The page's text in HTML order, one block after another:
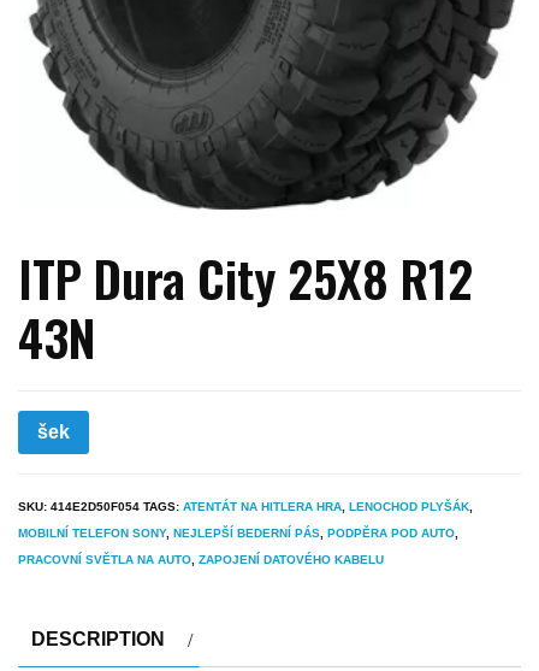
ITP Dura City 25X8 R12
43N
šek
SKU: 414E2D50F054 TAGS: ATENTÁT NA HITLERA HRA LENOCHOD PLYŠÁK
MOBILNÍ TELEFON SONY, NEJLEPŠÍ BEDERNÍ PÁS PODPĚRA POD AUTO
PRACOVNÍ SVĚTLA NA AUTO ZAPOJENÍ DATOVÉHO KABELU
DESCRIPTION